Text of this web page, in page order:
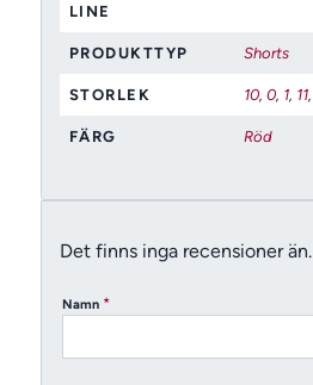
LINE
PRODUKTTYP Shorts
STORLEK 10, 0, 1, 11,
FÄRG Röd
Det finns inga recensioner än.
Namn *